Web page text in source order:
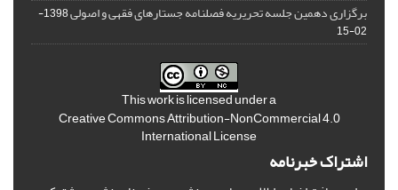
برگزاری دهمین جلسه تحریریه فصلنامه جستارهای فقهی و اصولی
1398-
02-15
This work is licensed under a
Creative Commons Attribution-NonCommercial 4.0
International License
اشتراک خبرنامه